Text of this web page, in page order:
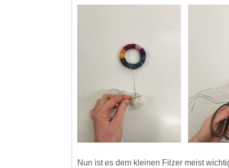
Nun ist es dem kleinen Filzer meist